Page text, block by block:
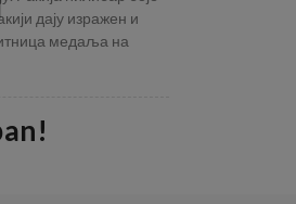
дају изражен и
медаља на